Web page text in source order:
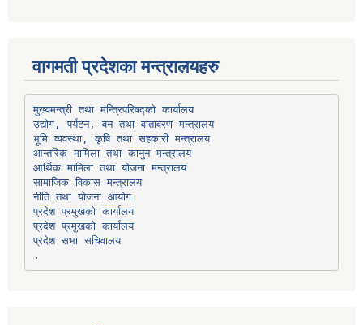
वागमती प्रदेशका मन्त्रालयहरु
मुख्यमन्त्री तथा मन्त्रिपरिषद्को कार्यालय
उद्योग, पर्यटन, वन तथा वातावरण मन्त्रालय
भूमि व्यवस्था, कृषि तथा सहकारी मन्त्रालय
आन्तरिक मामिला तथा कानुन मन्त्रालय
आर्थिक मामिला तथा योजना मन्त्रालय
सामाजिक विकास मन्त्रालय
नीति तथा योजना आयोग
प्रदेश प्रमुखको कार्यालय
प्रदेश प्रमुखको कार्यालय
प्रदेश सभा सचिवालय